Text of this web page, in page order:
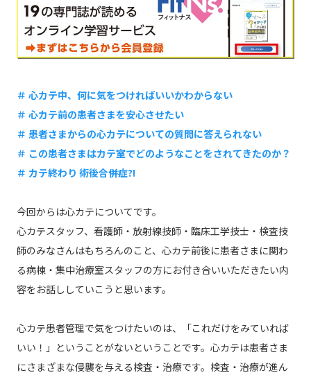
＃ 心カテ中、何に気をつければいいかわからない
＃ 心カテ前の患者さまを安心させたい
＃ 患者さまからの心カテについての質問に答えられない
＃ この患者さまはカテ室でどのようなことをされてきたのか？
＃ カテ終わり 術後合併症?!
今回からは心カテについてです。
心カテスタッフ、看護師・放射線技師・臨床工学技士・検査技
師のみなさんはもちろんのこと、心カテ前後に患者さまに関わ
る病棟・集中治療室スタッフの方にお付き合いいただきたい内
容をお話ししていこうと思います。
心カテ患者管理で気をつけたいのは、「これだけをみていれば
いい！」ということがないということです。心カテは患者さま
にさまざまな侵襲を与える検査・治療です。検査・治療が進ん